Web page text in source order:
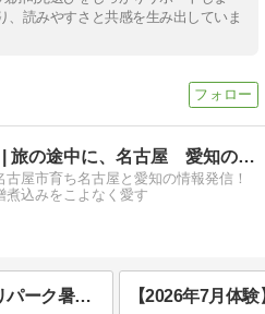
、読みやすさと共感を生み出していま
名古屋の住民 | 旅の途中に、名古屋 愛知の情報発信！
屋市育ち名古屋と愛知の情報発信！
煮込みをこよなく愛す
【2026年7月実体験】ジブリパーク暑さ対策 涼しい場所と持ち物